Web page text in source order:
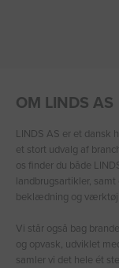
OM LINDS AS
LINDS AS er et dansk
et stort udvalg af
os finder du både
landbrugsartikler,
beklædning og værktøj.
Vi står også bag
og opvask, udviklet
samler vi det hele ét